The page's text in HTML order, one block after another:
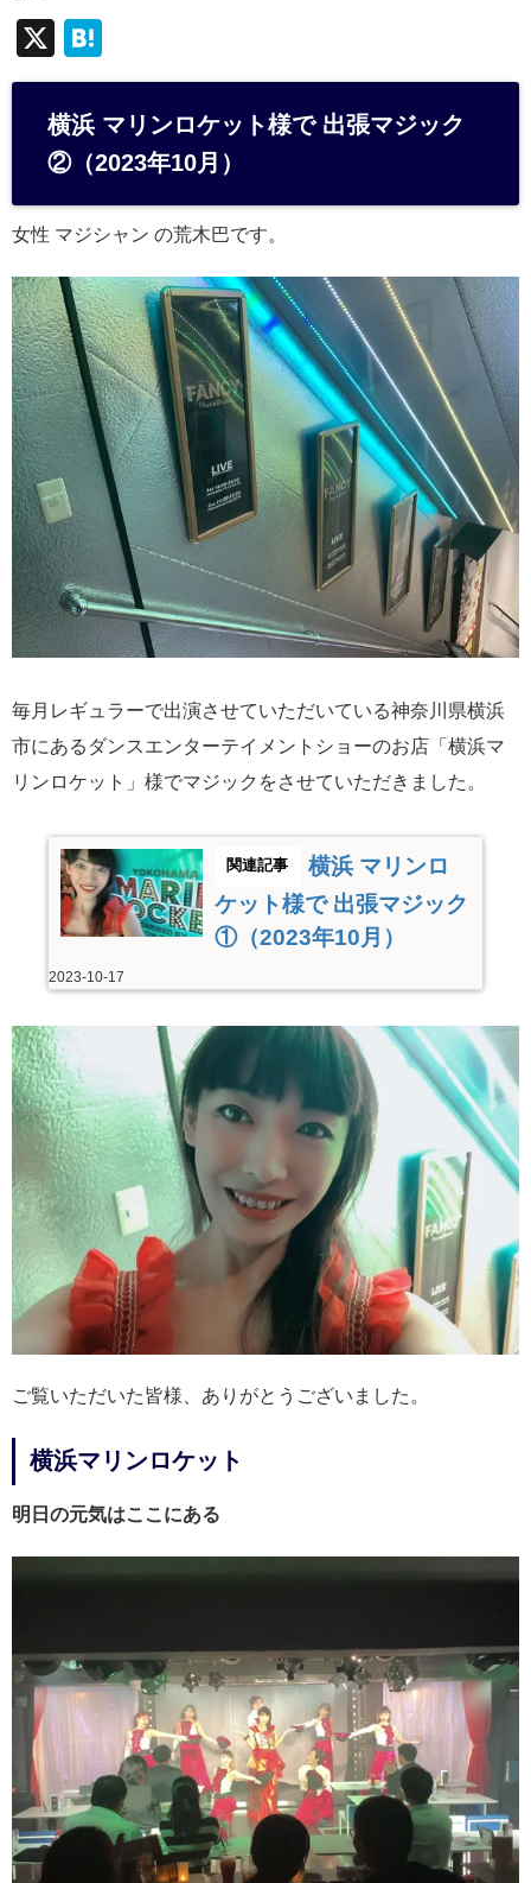
X
at
e
n
横浜 マリンロケット様で 出張マジック
②（2023年10月）
女性 マジシャン の荒木巴です。
毎月レギュラーで出演させていただいている神奈川県横浜
市にあるダンスエンターテイメントショーのお店「横浜マ
リンロケット」様でマジックをさせていただきました。
横浜 マリンロ
ケット様で 出張マジック
①（2023年10月）
2023-10-17
ご覧いただいた皆様、ありがとうございました。
横浜マリンロケット
明日の元気はここにある